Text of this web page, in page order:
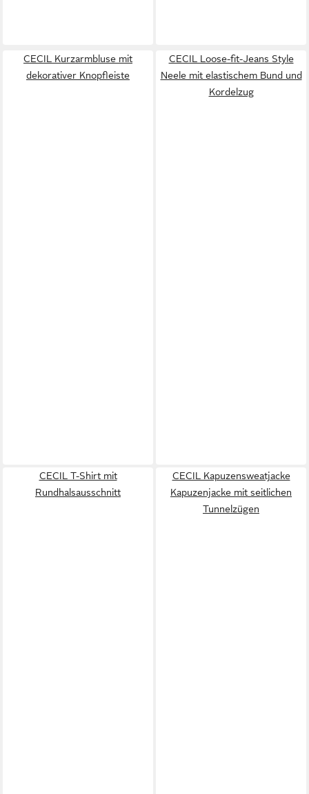
CECIL Kurzarmbluse mit
dekorativer Knopfleiste
CECIL Loose-fit-Jeans Style
Neele mit elastischem Bund und
Kordelzug
CECIL T-Shirt mit
Rundhalsausschnitt
CECIL Kapuzensweatjacke
Kapuzenjacke mit seitlichen
Tunnelzügen